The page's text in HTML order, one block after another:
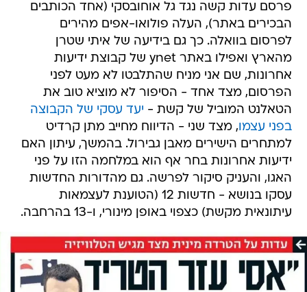
פרסם עדות קשה נגד גל אוחובסקי (אחד הכותבים
הבכירים באתר), העלה פולואו-אפים מהירים
לפרסום בוואלה. כך גם בידיעה של איתי שטרן
מהארץ ואפילו באתר ynet של קבוצת ידיעות
אחרונות, שם אני מניח שהתלבטו לא מעט לפני
הפרסום, מצד אחד - הסיפור לא מוציא טוב את
הטאלנט המוביל של קשת - יעד עסקי של הקבוצה
בפני עצמו, מצד שני - הדיווח מחייב מתן קרדיט
למתחרים הישירים מאבן גבירול. בהמשך, עיתון האם
ידיעות אחרונות בחר אף הוא במלחמה הזו על פני
האגו, והעניק סיקור לפרשה. גם מהדורות החדשות
עסקו בנושא - חדשות 12 (הטוענת לעצמאות
עיתונאית מקשת) כצפוי באופן מינורי, ו-13 בהרחבה.